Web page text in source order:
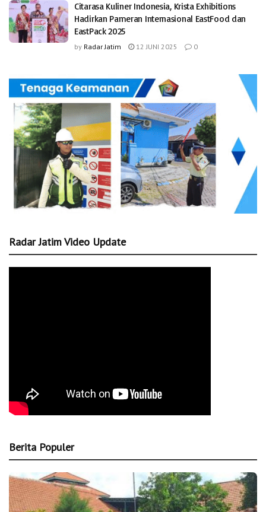
Citarasa Kuliner Indonesia, Krista Exhibitions
Hadirkan Pameran Internasional EastFood dan
EastPack 2025
by Radar Jatim 12 JUNI 2025 0
Radar Jatim Video Update
Berita Populer